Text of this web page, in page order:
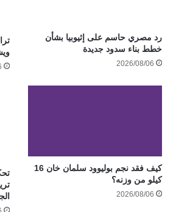
رد مصري حاسم على إثيوبيا بشأن
خطط بناء سدود جديدة
2026/08/06
كيف فقد نجم بوليوود سلمان خان 16
كيلو من وزنه؟
2026/08/06